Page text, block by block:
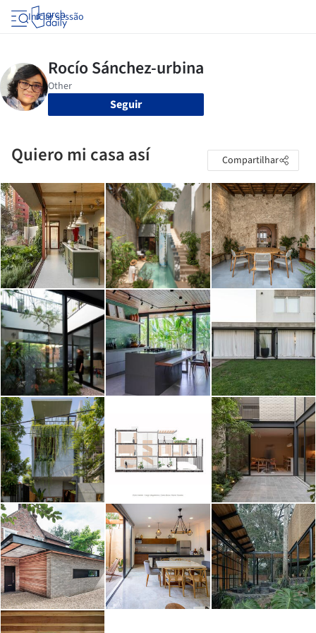
Iniciar sessão
Seguir
Quiero mi casa así Compartilhar